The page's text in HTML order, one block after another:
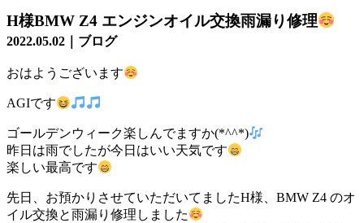
H様BMW Z4 エンジンオイル交換雨漏り修理
2022.05.02｜ブログ
おはようございます
AGIです
ゴールデンウィーク楽しんでますか(*^^*)
昨日は雨でしたが今日はいい天気です
楽しい最高です
先日、お預かりさせていただいてましたH様、BMW Z4 のオ
イル交換と雨漏り修理しました